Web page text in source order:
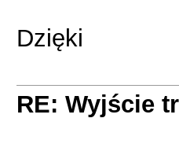
Dzięki
RE: Wyjście